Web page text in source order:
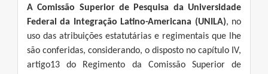
A Comissão Superior de Pesquisa da Universidade
Federal da Integração Latino-Americana (UNILA), no
uso das atribuições estatutárias e regimentais que lhe
são conferidas, considerando, o disposto no capítulo IV,
artigo13 do Regimento da Comissão Superior de